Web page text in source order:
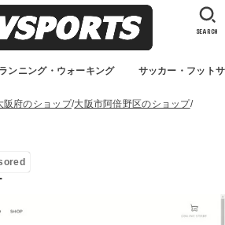
ランニング・ウォーキング サッカー・フット
SEARCH
阪府のショップ 大阪市阿倍野区のショップ